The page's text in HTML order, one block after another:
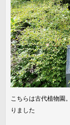
こちらは古代植物園
りました